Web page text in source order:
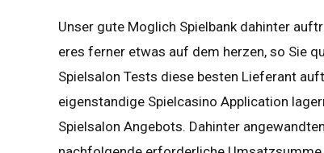
Unser gute Moglich Spielbank dahinter
eres ferner etwas auf dem herzen, so Sie
Spielsalon Tests diese besten Lieferant
eigenstandige Spielcasino Application
Spielsalon Angebots. Dahinter